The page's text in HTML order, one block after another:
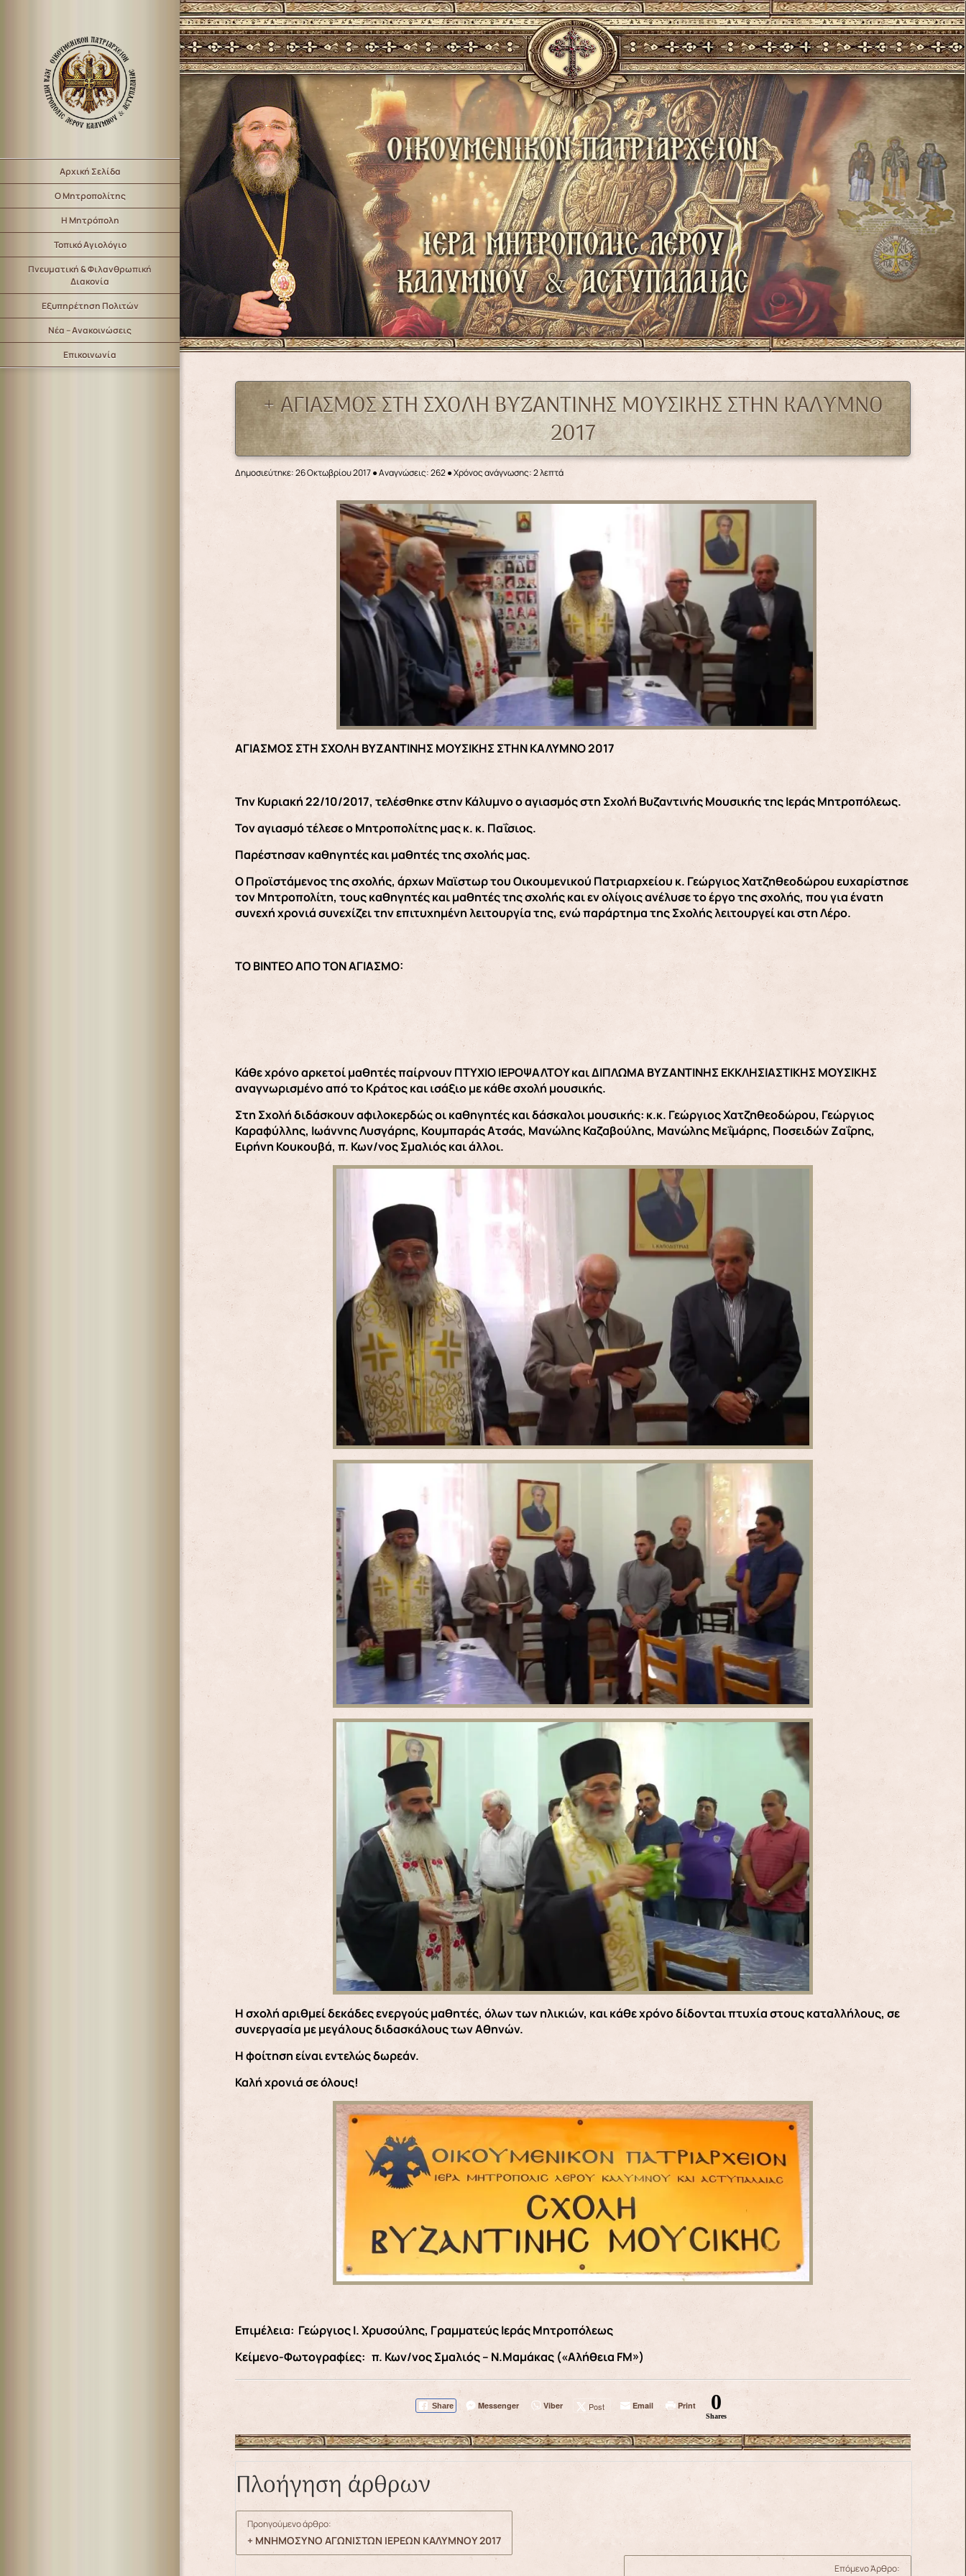
Αρχική Σελίδα
Ο Μητροπολίτης
Η Μητρόπολη
Τοπικό Αγιολόγιο
Πνευματική & Φιλανθρωπική
Διακονία
Εξυπηρέτηση Πολιτών
Νέα – Ανακοινώσεις
Επικοινωνία
+ ΑΓΙΑΣΜΟΣ ΣΤΗ ΣΧΟΛΗ ΒΥΖΑΝΤΙΝΗΣ ΜΟΥΣΙΚΗΣ ΣΤΗΝ ΚΑΛΥΜΝΟ
2017
Δημοσιεύτηκε: 26 Οκτωβρίου 2017●Αναγνώσεις: 262● Χρόνος ανάγνωσης: 2 λεπτά
ΑΓΙΑΣΜΟΣ ΣΤΗ ΣΧΟΛΗ ΒΥΖΑΝΤΙΝΗΣ ΜΟΥΣΙΚΗΣ ΣΤΗΝ ΚΑΛΥΜΝΟ 2017
Την Κυριακή 22/10/2017, τελέσθηκε στην Κάλυμνο ο αγιασμός στη Σχολή Βυζαντινής Μουσικής της Ιεράς Μητροπόλεως.
Τον αγιασμό τέλεσε ο Μητροπολίτης μας κ. κ. Παΐσιος.
Παρέστησαν καθηγητές και μαθητές της σχολής μας.
Ο Προϊστάμενος της σχολής, άρχων Μαϊστωρ του Οικουμενικού Πατριαρχείου κ. Γεώργιος Χατζηθεοδώρου ευχαρίστησε
τον Μητροπολίτη, τους καθηγητές και μαθητές της σχολής και εν ολίγοις ανέλυσε το έργο της σχολής, που για ένατη
συνεχή χρονιά συνεχίζει την επιτυχημένη λειτουργία της, ενώ παράρτημα της Σχολής λειτουργεί και στη Λέρο.
ΤΟ ΒΙΝΤΕΟ ΑΠΟ ΤΟΝ ΑΓΙΑΣΜΟ:
Κάθε χρόνο αρκετοί μαθητές παίρνουν ΠΤΥΧΙΟ ΙΕΡΟΨΑΛΤΟΥ και ΔΙΠΛΩΜΑ ΒΥΖΑΝΤΙΝΗΣ ΕΚΚΛΗΣΙΑΣΤΙΚΗΣ ΜΟΥΣΙΚΗΣ
αναγνωρισμένο από το Κράτος και ισάξιο με κάθε σχολή μουσικής.
Στη Σχολή διδάσκουν αφιλοκερδώς οι καθηγητές και δάσκαλοι μουσικής: κ.κ. Γεώργιος Χατζηθεοδώρου, Γεώργιος
Καραφύλλης, Ιωάννης Λυσγάρης, Κουμπαράς Ατσάς, Μανώλης Καζαβούλης, Μανώλης Μεΐμάρης, Ποσειδών Ζαΐρης,
Ειρήνη Κουκουβά, π. Κων/νος Σμαλιός και άλλοι.
Η σχολή αριθμεί δεκάδες ενεργούς μαθητές, όλων των ηλικιών, και κάθε χρόνο δίδονται πτυχία στους καταλλήλους, σε
συνεργασία με μεγάλους διδασκάλους των Αθηνών.
Η φοίτηση είναι εντελώς δωρεάν.
Καλή χρονιά σε όλους!
Επιμέλεια: Γεώργιος Ι. Χρυσούλης, Γραμματεύς Ιεράς Μητροπόλεως
Κείμενο-Φωτογραφίες: π. Κων/νος Σμαλιός – Ν.Μαμάκας («Αλήθεια FM»)
Share Messenger Viber Post Email Print 0
Shares
Πλοήγηση άρθρων
Προηγούμενο άρθρο:
+ ΜΝΗΜΟΣΥΝΟ ΑΓΩΝΙΣΤΩΝ ΙΕΡΕΩΝ ΚΑΛΥΜΝΟΥ 2017
Επόμενο Άρθρο: